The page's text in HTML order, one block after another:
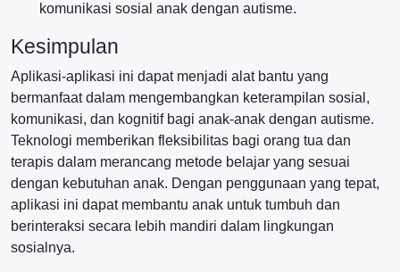
komunikasi sosial anak dengan autisme.
Kesimpulan
Aplikasi-aplikasi ini dapat menjadi alat bantu yang
bermanfaat dalam mengembangkan keterampilan sosial,
komunikasi, dan kognitif bagi anak-anak dengan autisme.
Teknologi memberikan fleksibilitas bagi orang tua dan
terapis dalam merancang metode belajar yang sesuai
dengan kebutuhan anak. Dengan penggunaan yang tepat,
aplikasi ini dapat membantu anak untuk tumbuh dan
berinteraksi secara lebih mandiri dalam lingkungan
sosialnya.